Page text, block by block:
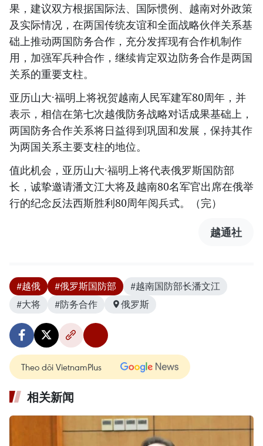
果，建议双方根据国际法、国际惯例、越南对外政策
及实际情况，在两国传统友谊和全面战略伙伴关系基
础上推动两国防务合作，充分发挥现有合作机制作
用，加强军兵种合作，继续肯定双边防务合作是两国
关系的重要支柱。
亚历山大·福明上将祝贺越南人民军建军80周年，并
表示，相信在第七次越俄防务战略对话成果基础上，
两国防务合作关系将日益得到巩固和发展，保持其作
为两国关系主要支柱的地位。
值此机会，亚历山大·福明上将代表俄罗斯国防部
长，诚挚邀请潘文江大将及越南80名军官出席在俄举
行的纪念反法西斯胜利80周年阅兵式。（完）
越通社
#越俄 #俄罗斯国防部
#越南国防部长潘文江
#大将
#防务合作 俄罗斯
Theo dõi VietnamPlus
相关新闻